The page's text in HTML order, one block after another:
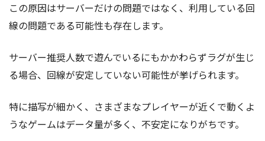
この原因はサーバーだけの問題ではなく、利用している回
線の問題である可能性も存在します。
サーバー推奨人数で遊んでいるにもかかわらずラグが生じ
る場合、回線が安定していない可能性が挙げられます。
特に描写が細かく、さまざまなプレイヤーが近くで動くよ
うなゲームはデータ量が多く、不安定になりがちです。